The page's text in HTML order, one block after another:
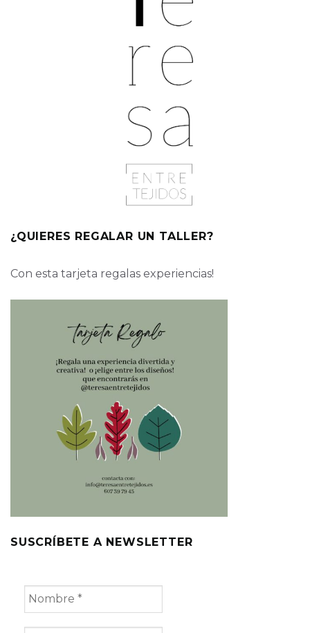
¿QUIERES REGALAR UN TALLER?
Con esta tarjeta regalas experiencias!
SUSCRÍBETE A NEWSLETTER